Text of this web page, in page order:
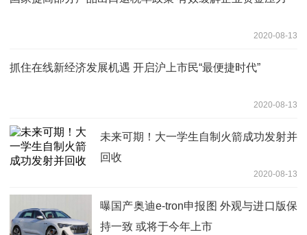
2020-08-13
抓住在线新经济发展机遇 开启沪上市民“最便捷时代”
2020-08-13
未来可期！大一学生自制火箭成功发射并
回收
2020-08-13
曝国产奥迪e-tron申报图 外观与进口版保
持一致 或将于今年上市